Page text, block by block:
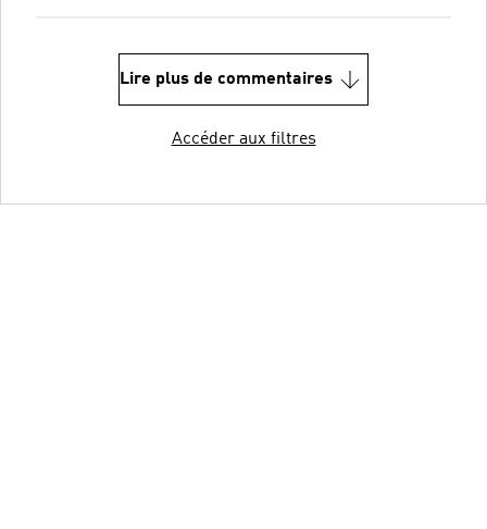
Lire plus de commentaires
Accéder aux filtres